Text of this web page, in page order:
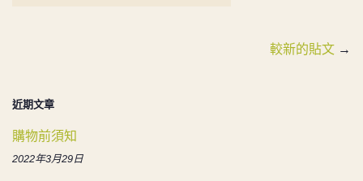
較新的貼文 →
近期文章
購物前須知
2022年3月29日